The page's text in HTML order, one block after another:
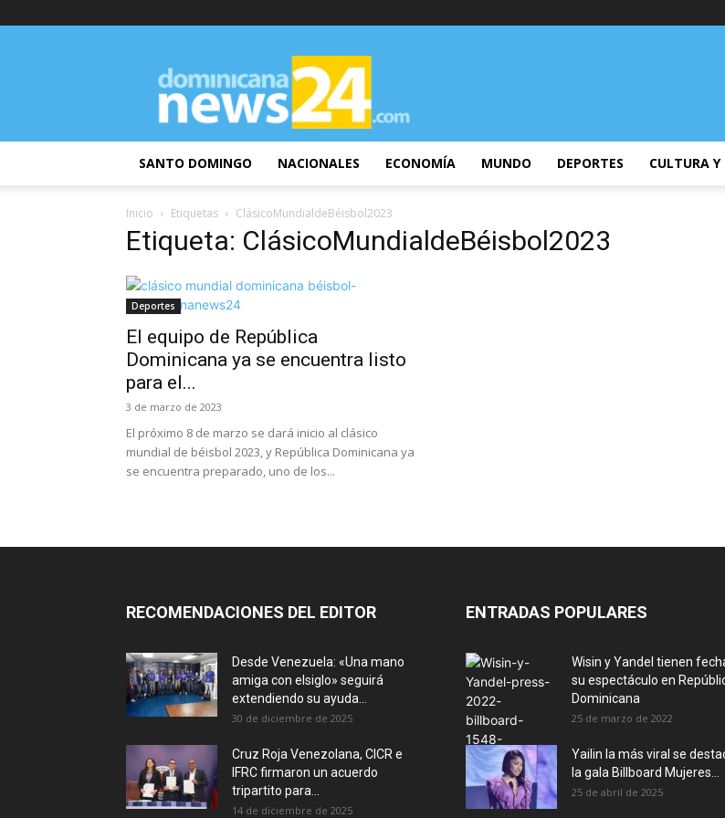
DominicanaNews24
SANTO DOMINGO NACIONALES ECONOMÍA MUNDO DEPORTES CULTURA Y
Inicio Etiquetas ClásicoMundialdeBéisbol2023
Etiqueta: ClásicoMundialdeBéisbol2023
Deportes
El equipo de República
Dominicana ya se encuentra listo
para el...
3 de marzo de 2023
El próximo 8 de marzo se dará inicio al clásico
mundial de béisbol 2023, y República Dominicana ya
se encuentra preparado, uno de los...
RECOMENDACIONES DEL EDITOR
Desde Venezuela: «Una mano
amiga con elsiglo» seguirá
extendiendo su ayuda...
30 de diciembre de 2025
Cruz Roja Venezolana, CICR e
IFRC firmaron un acuerdo
tripartito para...
14 de diciembre de 2025
ENTRADAS POPULARES
Wisin y Yandel tienen
su espectáculo en
Dominicana
25 de marzo de 2022
Yailin la más viral se
la gala Billboard Mujeres...
25 de abril de 2025